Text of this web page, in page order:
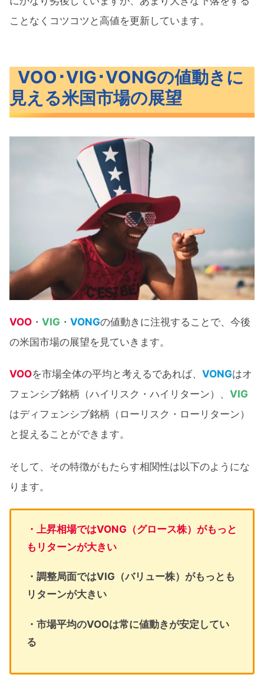
ことなくコツコツと高値を更新しています。
VOO･VIG･VONGの値動きに
見える米国市場の展望
VOO ・ VIG ・ VONGの値動きに注視することで、今後
の米国市場の展望を見ていきます。
VOOを市場全体の平均と考えるであれば、 VONGはオ
フェンシブ銘柄（ハイリスク・ハイリターン）、 VIG
はディフェンシブ銘柄（ローリスク・ローリターン）
と捉えることができます。
そして、その特徴がもたらす相関性は以下のようにな
ります。
・上昇相場ではVONG（グロース株）がもっと
もリターンが大きい
・調整局面ではVIG（バリュー株）がもっとも
リターンが大きい
・市場平均のVOOは常に値動きが安定してい
る